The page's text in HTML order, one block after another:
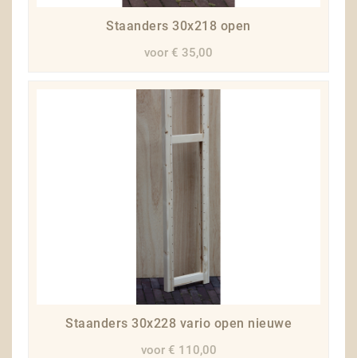
Staanders 30x218 open
voor € 35,00
Staanders 30x228 vario open nieuwe
voor € 110,00